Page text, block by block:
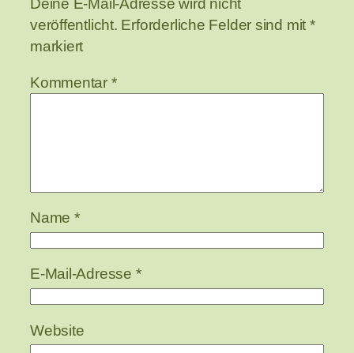
Deine E-Mail-Adresse wird nicht
veröffentlicht. Erforderliche Felder sind mit *
markiert
Kommentar *
Name *
E-Mail-Adresse *
Website